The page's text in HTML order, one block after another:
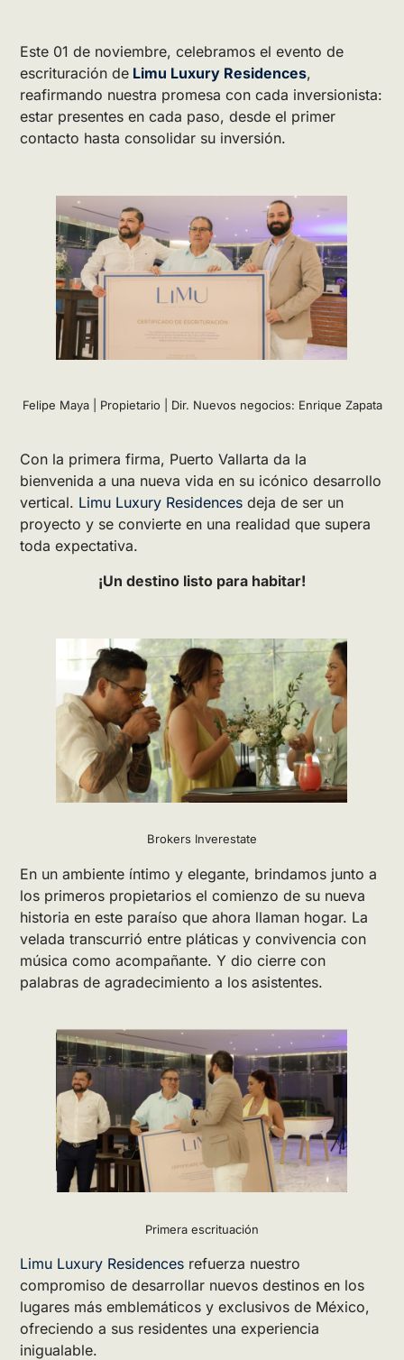
Este 01 de noviembre, celebramos el evento de
escrituración de Limu Luxury Residences,
reafirmando nuestra promesa con cada inversionista:
estar presentes en cada paso, desde el primer
contacto hasta consolidar su inversión.
Felipe Maya | Propietario | Dir. Nuevos negocios: Enrique Zapata
Con la primera firma, Puerto Vallarta da la
bienvenida a una nueva vida en su icónico desarrollo
vertical. Limu Luxury Residencesdeja de ser un
proyecto y se convierte en una realidad que supera
toda expectativa.
¡Un destino listo para habitar!
Brokers Inverestate
En un ambiente íntimo y elegante, brindamos junto a
los primeros propietarios el comienzo de su nueva
historia en este paraíso que ahora llaman hogar. La
velada transcurrió entre pláticas y convivencia con
música como acompañante. Y dio cierre con
palabras de agradecimiento a los asistentes.
Primera escrituación
Limu Luxury Residences refuerza nuestro
compromiso de desarrollar nuevos destinos en los
lugares más emblemáticos y exclusivos de México,
ofreciendo a sus residentes una experiencia
inigualable.